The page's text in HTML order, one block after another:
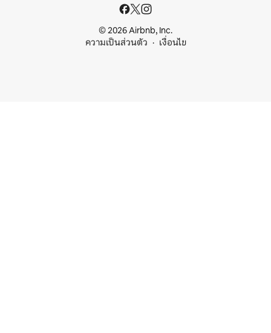
© 2026 Airbnb, Inc.
ความเป็นส่วนตัว
เงื่อนไข